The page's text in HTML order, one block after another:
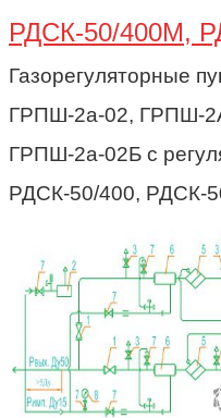
РДСК-50/400М,
Газорегуляторные
ГРПШ-2а-02, ГРПШ-
ГРПШ-2а-02Б с
РДСК-50/400, РДСК-